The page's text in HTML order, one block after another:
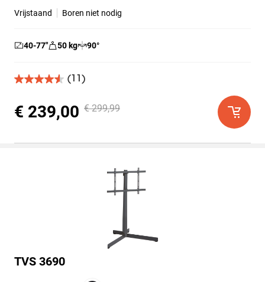
Vrijstaand Boren niet nodig
40-77″ 50 kg 90°
(11)
4.5
de
5
11
€ 239,00 € 299,99
TVS 3690